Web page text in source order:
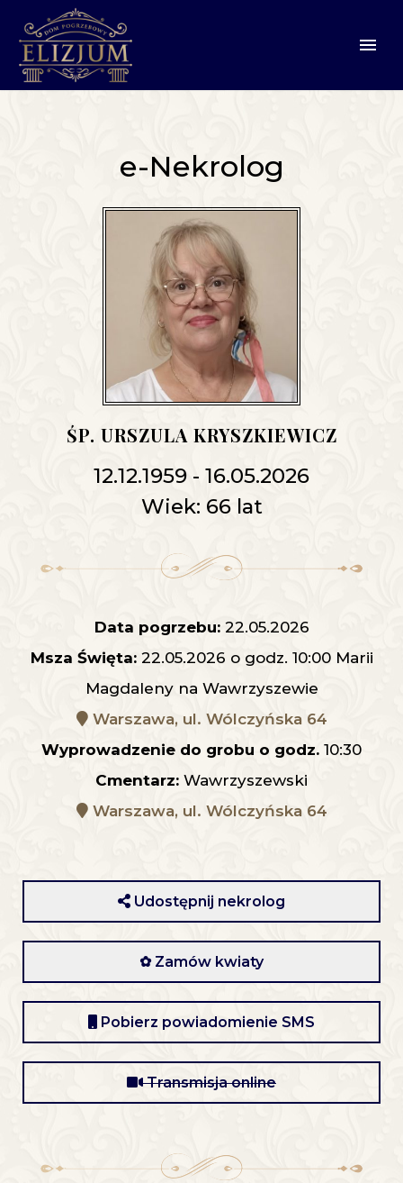
e-Nekrolog
ŚP. URSZULA KRYSZKIEWICZ
12.12.1959 - 16.05.2026
Wiek: 66 lat
Data pogrzebu:22.05.2026
Msza Święta:22.05.2026 o godz. 10:00 Marii
Magdaleny na Wawrzyszewie
Warszawa, ul. Wólczyńska 64
Wyprowadzenie do grobu o godz. 10:30
Cmentarz: Wawrzyszewski
Warszawa, ul. Wólczyńska 64
Udostępnij nekrolog
✿ Zamów kwiaty
Pobierz powiadomienie SMS
Transmisja online